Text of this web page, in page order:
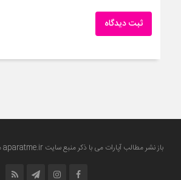
ثبت دیدگاه
باز نشر مطالب آپارات می با ذکر منبع سایت aparatme.ir